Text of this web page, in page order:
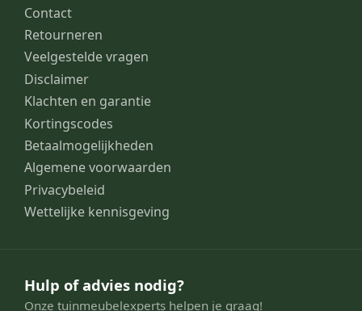
Contact
Retourneren
Veelgestelde vragen
Disclaimer
Klachten en garantie
Kortingscodes
Betaalmogelijkheden
Algemene voorwaarden
Privacybeleid
Wettelijke kennisgeving
Hulp of advies nodig?
Onze tuinmeubelexperts helpen je graag!